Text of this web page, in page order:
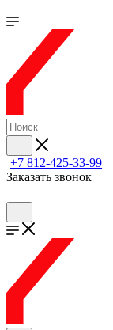
+7 812-425-33-99
Заказать звонок